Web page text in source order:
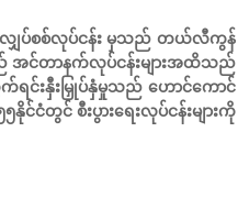
ာ လျှပ်စစ်လုပ်ငန်း မှသည် တယ်လီကွန်
ည် အင်တာနက်လုပ်ငန်းများအထိသည်
ရင်းနှီးမြှုပ်နှံမှုသည် ဟောင်ကောင်
ငံတွင် စီးပွားရေးလုပ်ငန်းများကို